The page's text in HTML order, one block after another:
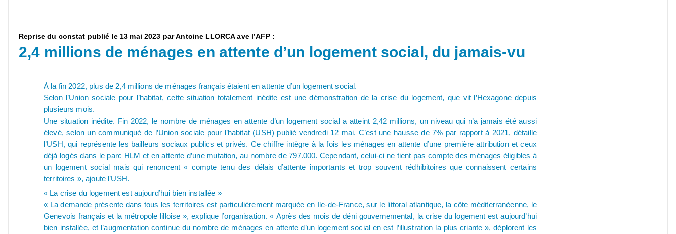
Reprise du constat publié le 13 mai 2023 par Antoine LLORCA ave l’AFP :
2,4 millions de ménages en attente d’un logement social, du jamais-vu
À la fin 2022, plus de 2,4 millions de ménages français étaient en attente d’un logement social.
Selon l’Union sociale pour l’habitat, cette situation totalement inédite est une démonstration de la crise du logement, que vit l’Hexagone depuis
plusieurs mois.
Une situation inédite. Fin 2022, le nombre de ménages en attente d’un logement social a atteint 2,42 millions, un niveau qui n’a jamais été aussi
élevé, selon un communiqué de l’Union sociale pour l’habitat (USH) publié vendredi 12 mai. C’est une hausse de 7% par rapport à 2021, détaille
l’USH, qui représente les bailleurs sociaux publics et privés. Ce chiffre intègre à la fois les ménages en attente d’une première attribution et ceux
déjà logés dans le parc HLM et en attente d’une mutation, au nombre de 797.000. Cependant, celui-ci ne tient pas compte des ménages éligibles à
un logement social mais qui renoncent « compte tenu des délais d’attente importants et trop souvent rédhibitoires que connaissent certains
territoires », ajoute l’USH.
« La crise du logement est aujourd’hui bien installée »
« La demande présente dans tous les territoires est particulièrement marquée en Ile-de-France, sur le littoral atlantique, la côte méditerranéenne, le
Genevois français et la métropole lilloise », explique l’organisation. « Après des mois de déni gouvernemental, la crise du logement est aujourd’hui
bien installée, et l’augmentation continue du nombre de ménages en attente d’un logement social en est l’illustration la plus criante », déplorent les